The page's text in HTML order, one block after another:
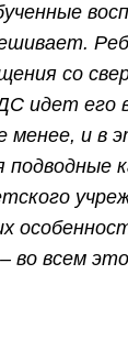
со
идет его
менее, и в
во всем